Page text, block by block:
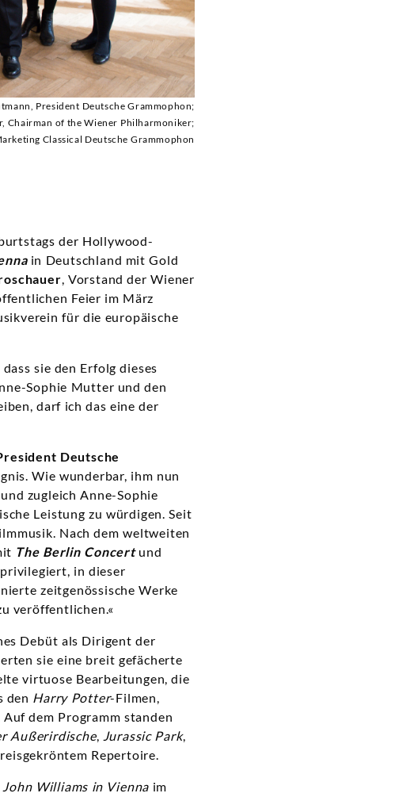
President Deutsche Grammophon;
Chairman of the Wiener Philharmoniker;
Classical Deutsche Grammophon
der Hollywood-
in Deutschland mit Gold
, Vorstand der Wiener
Feier im März
für die europäische
sie den Erfolg dieses
Sophie Mutter und den
darf ich das eine der
Deutsche
Wie wunderbar, ihm nun
zugleich Anne-Sophie
Leistung zu würdigen. Seit
Nach dem weltweiten
The Berlin Concertund
in dieser
zeitgenössische Werke
veröffentlichen.«
Debüt als Dirigent der
sie eine breit gefächerte
virtuose Bearbeitungen, die
den Harry Potter-Filmen,
Auf dem Programm standen
Außerirdische, Jurassic Park,
Repertoire.
John Williams in Vienna im